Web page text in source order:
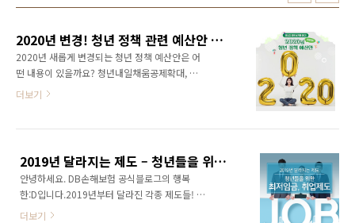
2020년 변경! 청년 정책 관련 예산안 한눈에 보기
2020년 새롭게 변경되는 청년 정책 예산안은 어
떤 내용이 있을까요? 청년내일채움공제확대, 청
년 창업/벤처 지원금 확대, 보금자리 지원 확대,
해서 2020년도의 예상이 21.3%나 늘어나서
25조 8천억원으로 배정이 되었습니다. 청년들이
사회로의 첫 진출을 성공적으로 시작할 수 있도
록 쳥년 일자리 및 초기 자산 형성을 지원하는 것
더보기
2019년 달라지는 제도 – 청년들을 위한 최저임금, 취업제도
안녕하세요. DB손해보험 공식블로그의 행복
한:D입니다.2019년부터 달라진 각종 제도들! 청
년들과 직장인들을 위해 변화한 제도는 어떤 것
더보기